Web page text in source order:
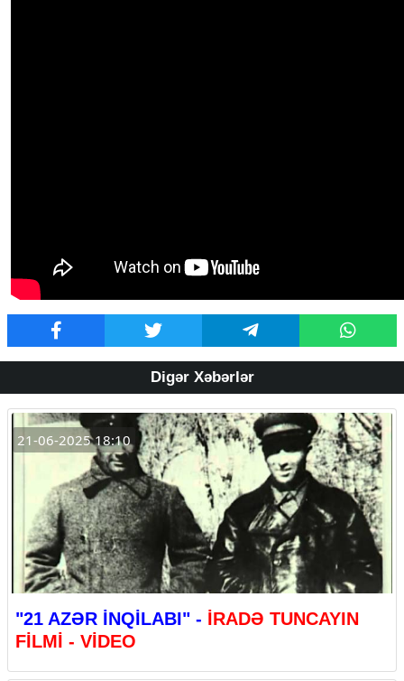
Digər Xəbərlər
21-06-2025 18:10
"21 AZƏR İNQİLABI" - İRADƏ TUNCAYIN
FİLMİ - VİDEO